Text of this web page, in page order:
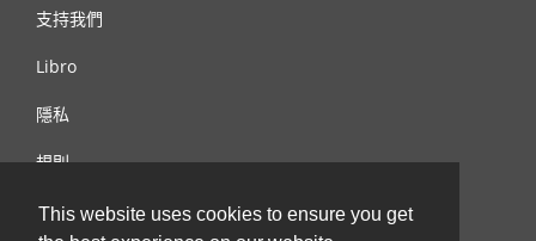
This website uses cookies to ensure you get
支持我們
Libro
隱私
規則
連絡我們